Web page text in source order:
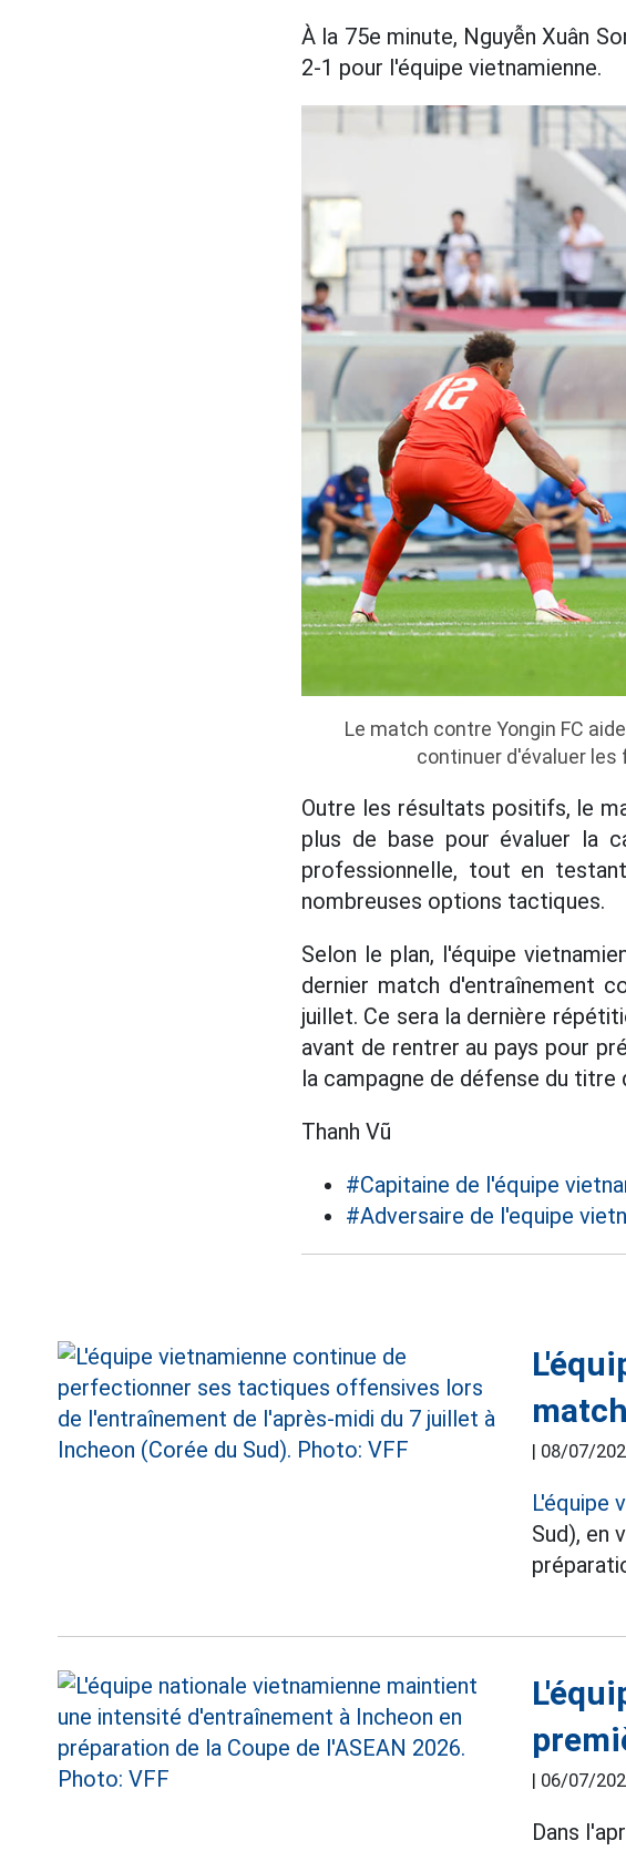
À la 75e minute, Nguyễn Xuân
2-1 pour l'équipe vietnamienne.
Le match contre Yongin FC
continuer d'évaluer les
Outre les résultats positifs, le
plus de base pour évaluer la
professionnelle, tout en
nombreuses options tactiques.
Selon le plan, l'équipe
dernier match d'entraînement
juillet. Ce sera la dernière
avant de rentrer au pays pour
la campagne de défense du titre
Thanh Vũ
#Capitaine de l'équipe
#Adversaire de l'equipe
08/07/
L'équipe
Sud), en
06/07/
Dans